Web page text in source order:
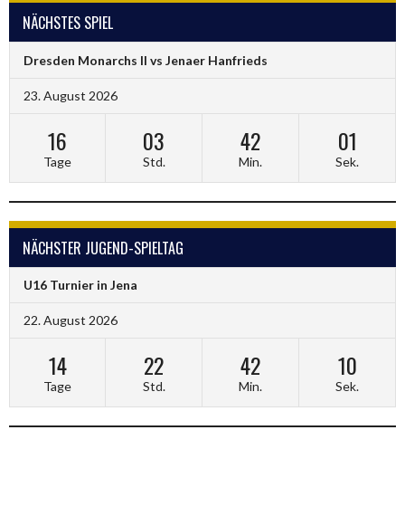
NÄCHSTES SPIEL
Dresden Monarchs II vs Jenaer Hanfrieds
23. August 2026
16
Tage
03
Std.
42
Min.
01
Sek.
NÄCHSTER JUGEND-SPIELTAG
U16 Turnier in Jena
22. August 2026
14
Tage
22
Std.
42
Min.
10
Sek.